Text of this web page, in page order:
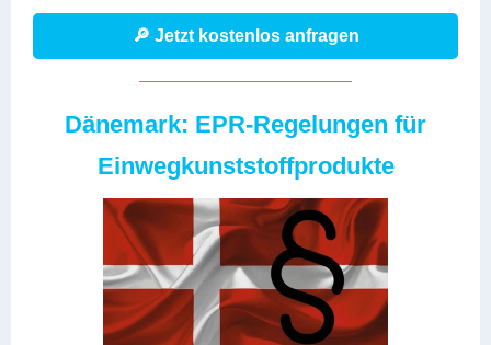
🔎 Jetzt kostenlos anfragen
Dänemark: EPR-Regelungen für
Einwegkunststoffprodukte